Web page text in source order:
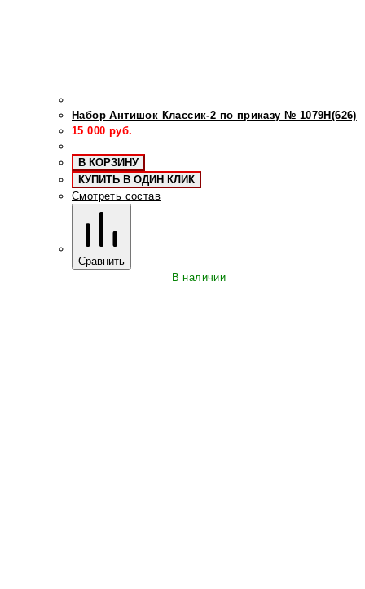
Набор Антишок Классик-2 по приказу № 1079Н(626)
15 000 руб.
В КОРЗИНУ
КУПИТЬ В ОДИН КЛИК
Смотреть состав
Сравнить
В наличии